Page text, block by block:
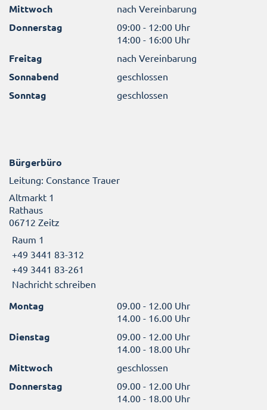
Mittwoch nach Vereinbarung
Donnerstag
09:00 - 12:00 Uhr
14:00 - 16:00 Uhr
Freitag nach Vereinbarung
Sonnabend geschlossen
Sonntag geschlossen
Bürgerbüro
Leitung: Constance Trauer
Altmarkt 1
Rathaus
06712 Zeitz
Raum 1
+49 3441 83-312
+49 3441 83-261
Nachricht schreiben
Montag
09.00 - 12.00 Uhr
14.00 - 16.00 Uhr
Dienstag
09.00 - 12.00 Uhr
14.00 - 18.00 Uhr
Mittwoch geschlossen
Donnerstag
09.00 - 12.00 Uhr
14.00 - 18.00 Uhr